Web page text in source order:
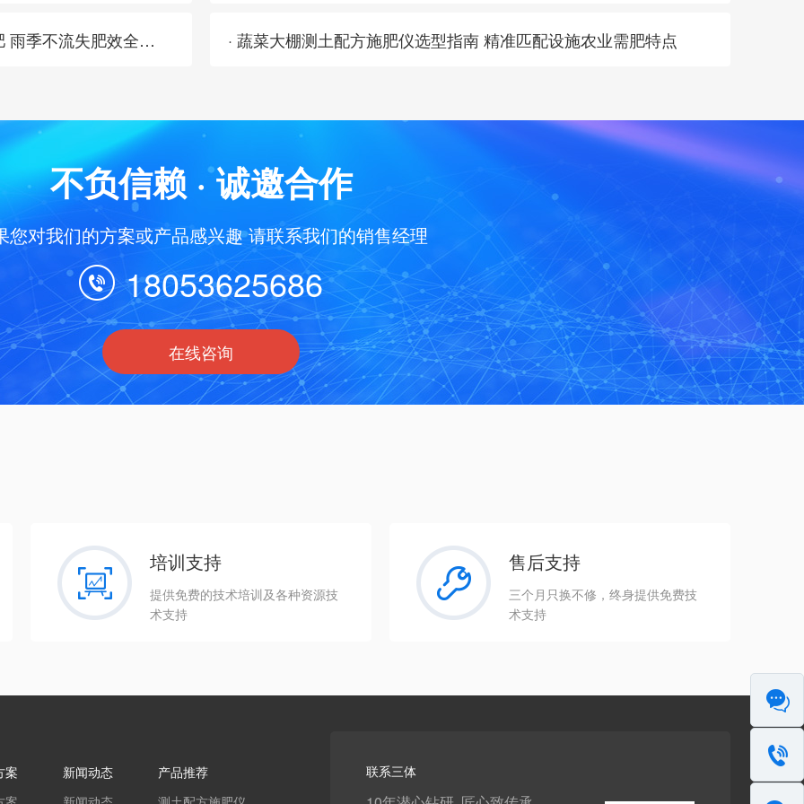
· 不用跟风追肥：土壤养分速测仪看数据补肥 雨季不流失肥效全留住 · 蔬菜大棚测土配方施肥仪选型指南 精准匹配设施农业需肥特点
不负信赖 · 诚邀合作
您对我们的方案或产品感兴趣 请联系我们的销售经理
18053625686
在线咨询
培训支持
提供免费的技术培训及各种资源技
术支持
售后支持
三个月只换不修，终身提供免费技
术支持
案
新闻动态
产品推荐
联系三体